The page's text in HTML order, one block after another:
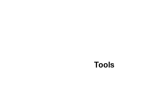
Tools